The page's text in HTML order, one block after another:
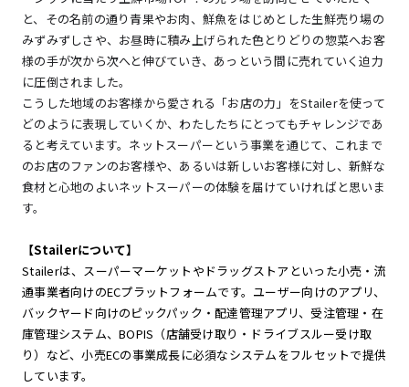
と、その名前の通り青果やお肉、鮮魚をはじめとした生鮮売り場の
みずみずしさや、お昼時に積み上げられた色とりどりの惣菜へお客
様の手が次から次へと伸びていき、あっという間に売れていく迫力
に圧倒されました。
こうした地域のお客様から愛される「お店の力」をStailerを使って
どのように表現していくか、わたしたちにとってもチャレンジであ
ると考えています。ネットスーパーという事業を通じて、これまで
のお店のファンのお客様や、あるいは新しいお客様に対し、新鮮な
食材と心地のよいネットスーパーの体験を届けていければと思いま
す。
【Stailerについて】
Stailerは、スーパーマーケットやドラッグストアといった小売・流
通事業者向けのECプラットフォームです。ユーザー向けのアプリ、
バックヤード向けのピックパック・配達管理アプリ、受注管理・在
庫管理システム、BOPIS（店舗受け取り・ドライブスルー受け取
り）など、小売ECの事業成長に必須なシステムをフルセットで提供
しています。